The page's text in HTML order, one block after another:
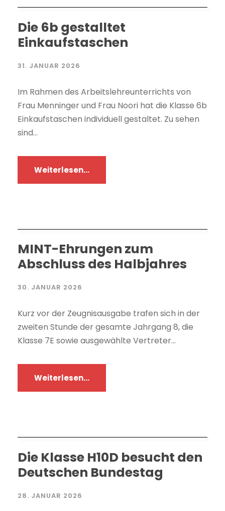
Die 6b gestalltet
Einkaufstaschen
31. JANUAR 2026
Im Rahmen des Arbeitslehreunterrichts von
Frau Menninger und Frau Noori hat die Klasse 6b
Einkaufstaschen individuell gestaltet. Zu sehen
sind...
Weiterlesen...
MINT-Ehrungen zum
Abschluss des Halbjahres
30. JANUAR 2026
Kurz vor der Zeugnisausgabe trafen sich in der
zweiten Stunde der gesamte Jahrgang 8, die
Klasse 7E sowie ausgewählte Vertreter...
Weiterlesen...
Die Klasse H10D besucht den
Deutschen Bundestag
28. JANUAR 2026